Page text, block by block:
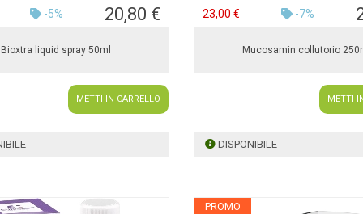
-5% 20,80 €
Bioxtra liquid spray 50ml
METTI IN CARRELLO
23,00 € -7%
Mucosamin collutorio
METTI
DISPONIBILE
PROMO